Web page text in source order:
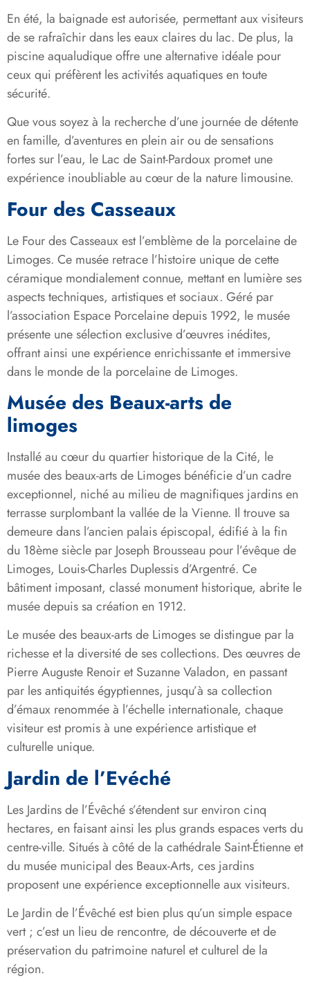
En été, la baignade est autorisée, permettant aux visiteurs
de se rafraîchir dans les eaux claires du lac. De plus, la
piscine aqualudique offre une alternative idéale pour
ceux qui préfèrent les activités aquatiques en toute
sécurité.
Que vous soyez à la recherche d’une journée de détente
en famille, d’aventures en plein air ou de sensations
fortes sur l’eau, le Lac de Saint-Pardoux promet une
expérience inoubliable au cœur de la nature limousine.
Four des Casseaux
Le Four des Casseaux est l’emblème de la porcelaine de
Limoges. Ce musée retrace l’histoire unique de cette
céramique mondialement connue, mettant en lumière ses
aspects techniques, artistiques et sociaux. Géré par
l’association Espace Porcelaine depuis 1992, le musée
présente une sélection exclusive d’œuvres inédites,
offrant ainsi une expérience enrichissante et immersive
dans le monde de la porcelaine de Limoges.
Musée des Beaux-arts de
limoges
Installé au cœur du quartier historique de la Cité, le
musée des beaux-arts de Limoges bénéficie d’un cadre
exceptionnel, niché au milieu de magnifiques jardins en
terrasse surplombant la vallée de la Vienne. Il trouve sa
demeure dans l’ancien palais épiscopal, édifié à la fin
du 18ème siècle par Joseph Brousseau pour l’évêque de
Limoges, Louis-Charles Duplessis d’Argentré. Ce
bâtiment imposant, classé monument historique, abrite le
musée depuis sa création en 1912.
Le musée des beaux-arts de Limoges se distingue par la
richesse et la diversité de ses collections. Des œuvres de
Pierre Auguste Renoir et Suzanne Valadon, en passant
par les antiquités égyptiennes, jusqu’à sa collection
d’émaux renommée à l’échelle internationale, chaque
visiteur est promis à une expérience artistique et
culturelle unique.
Jardin de l’Evéché
Les Jardins de l’Évêché s’étendent sur environ cinq
hectares, en faisant ainsi les plus grands espaces verts du
centre-ville. Situés à côté de la cathédrale Saint-Étienne et
du musée municipal des Beaux-Arts, ces jardins
proposent une expérience exceptionnelle aux visiteurs.
Le Jardin de l’Évêché est bien plus qu’un simple espace
vert ; c’est un lieu de rencontre, de découverte et de
préservation du patrimoine naturel et culturel de la
région.